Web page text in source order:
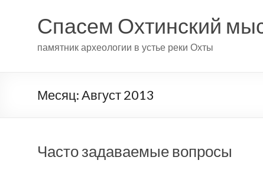
Спасем Охтинский
памятник археологии в устье реки Охты
Месяц:Август 2013
Часто задаваемые вопросы